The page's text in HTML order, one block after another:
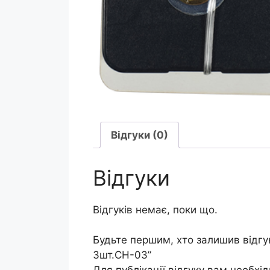
Відгуки (0)
Відгуки
Відгуків немає, поки що.
Будьте першим, хто залишив
3шт.СН-03”